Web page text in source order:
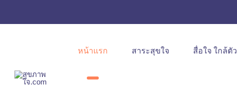
หน้าแรก สาระสุขใจ สื่อใจ ใกล้ตัว